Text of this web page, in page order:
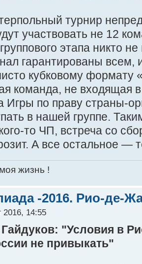
турнир
участвовать не 12
этапа никто
гарантированы всем,
кубковому
команда, не входящая
Игры по праву страны-
в нашей группе.
то ЧП, встреча со
А все остальное
жизнь !
-2016. Рио-де-
2016, 14:55
"Условия в
не привыкать"